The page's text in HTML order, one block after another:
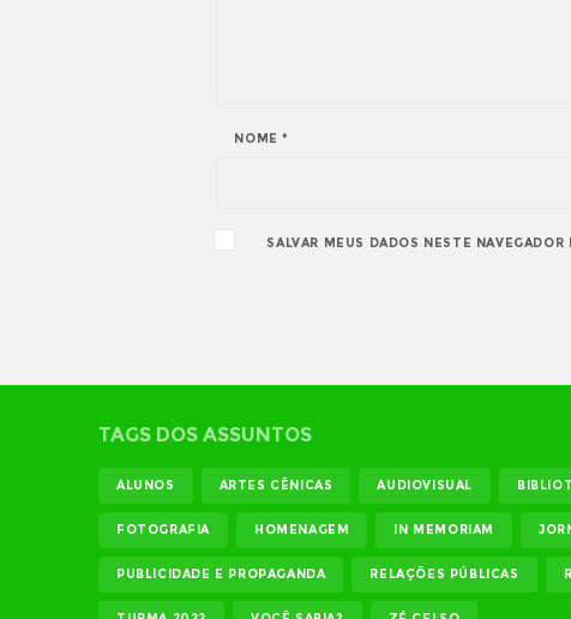
NOME*
SALVAR MEUS DADOS NESTE
TAGS DOS ASSUNTOS
ALUNOS ARTES CÊNICAS AUDIOVISUAL
FOTOGRAFIA HOMENAGEM IN MEMORIAM
PUBLICIDADE E PROPAGANDA RELAÇÕES PÚBLICAS